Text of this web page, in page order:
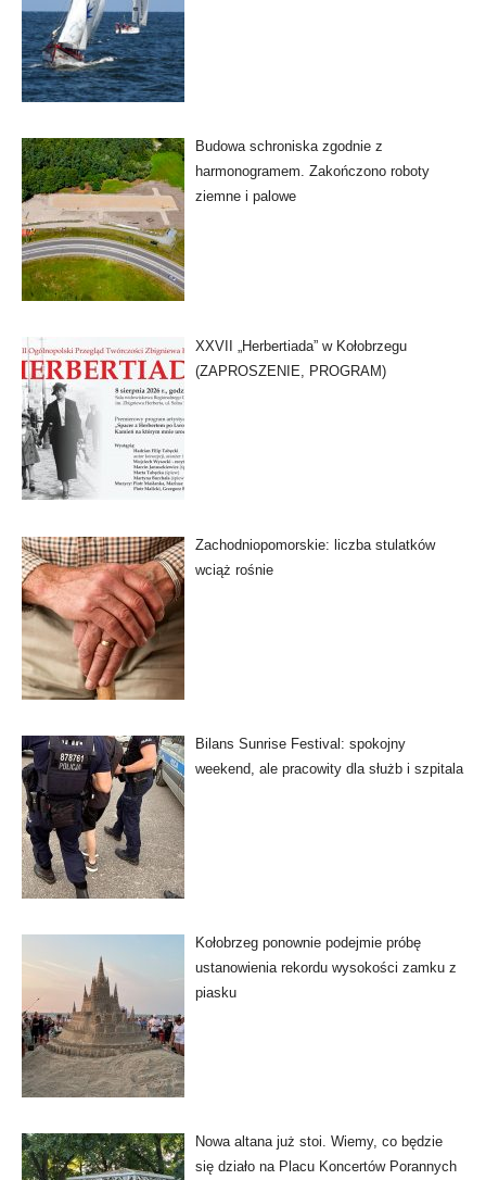
Budowa schroniska zgodnie z
harmonogramem. Zakończono roboty
ziemne i palowe
XXVII „Herbertiada” w Kołobrzegu
(ZAPROSZENIE, PROGRAM)
Zachodniopomorskie: liczba stulatków
wciąż rośnie
Bilans Sunrise Festival: spokojny
weekend, ale pracowity dla służb i szpitala
Kołobrzeg ponownie podejmie próbę
ustanowienia rekordu wysokości zamku z
piasku
Nowa altana już stoi. Wiemy, co będzie
się działo na Placu Koncertów Porannych